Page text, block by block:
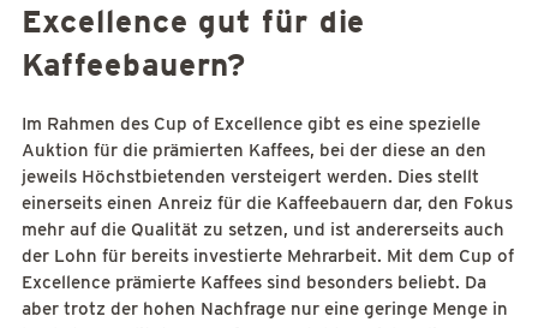
Excellence gut für die
Kaffeebauern?
Im Rahmen des Cup of Excellence gibt es eine spezielle
Auktion für die prämierten Kaffees, bei der diese an den
jeweils Höchstbietenden versteigert werden. Dies stellt
einerseits einen Anreiz für die Kaffeebauern dar, den Fokus
mehr auf die Qualität zu setzen, und ist andererseits auch
der Lohn für bereits investierte Mehrarbeit. Mit dem Cup of
Excellence prämierte Kaffees sind besonders beliebt. Da
aber trotz der hohen Nachfrage nur eine geringe Menge in